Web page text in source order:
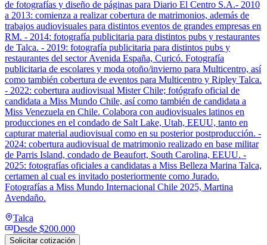
de fotografías y diseño de páginas para Diario El Centro S.A.- 2010
a 2013: comienza a realizar cobertura de matrimonios, además de
trabajos audiovisuales para distintos eventos de grandes empresas en
RM. - 2014: fotografía publicitaria para distintos pubs y restaurantes
de Talca. - 2019: fotografía publicitaria para distintos pubs y
restaurantes del sector Avenida España, Curicó. Fotografía
publicitaria de escolares y moda otoño/invierno para Multicentro, así
como también cobertura de eventos para Multicentro y Ripley Talca.
- 2022: cobertura audiovisual Mister Chile; fotógrafo oficial de
candidata a Miss Mundo Chile, así como también de candidata a
Miss Venezuela en Chile. Colabora con audiovisuales latinos en
producciones en el condado de Salt Lake, Utah, EEUU, tanto en
capturar material audiovisual como en su posterior postproducción. -
2024: cobertura audiovisual de matrimonio realizado en base militar
de Parris Island, condado de Beaufort, South Carolina, EEUU. -
2025: fotografías oficiales a candidatas a Miss Belleza Marina Talca,
certamen al cual es invitado posteriormente como Jurado.
Fotografías a Miss Mundo Internacional Chile 2025, Martina
Avendaño.
Talca
Desde $200.000
Solicitar cotización